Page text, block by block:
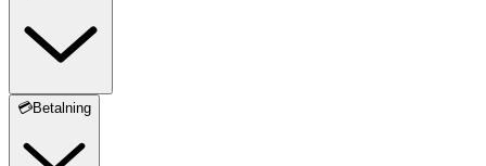
💳Betalning